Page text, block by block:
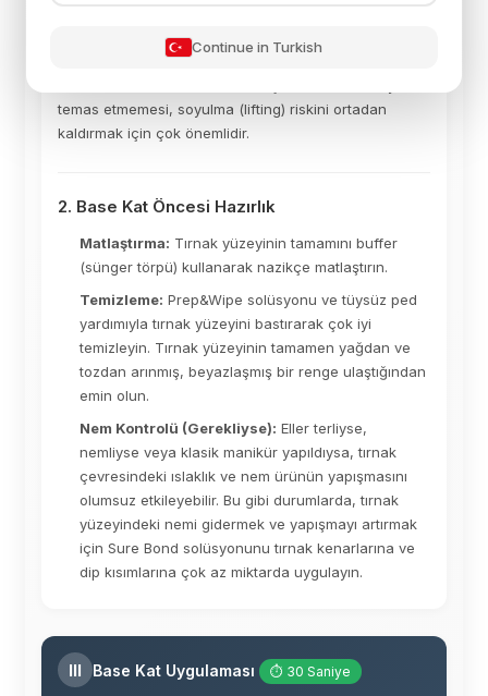
yatağına en dip kısımlara kadar uygulanabilmesi için
tırnak etlerinin (kütikül) tamamen temizlendiğinden
temas etmemesi, soyulma (lifting) riskini ortadan
kaldırmak için çok önemlidir.
2. Base Kat Öncesi Hazırlık
Matlaştırma: Tırnak yüzeyinin tamamını buffer
(sünger törpü) kullanarak nazikçe matlaştırın.
Temizleme: Prep&Wipe solüsyonu ve tüysüz ped
yardımıyla tırnak yüzeyini bastırarak çok iyi
temizleyin. Tırnak yüzeyinin tamamen yağdan ve
tozdan arınmış, beyazlaşmış bir renge ulaştığından
emin olun.
Nem Kontrolü (Gerekliyse): Eller terliyse,
nemliyse veya klasik manikür yapıldıysa, tırnak
çevresindeki ıslaklık ve nem ürünün yapışmasını
olumsuz etkileyebilir. Bu gibi durumlarda, tırnak
yüzeyindeki nemi gidermek ve yapışmayı artırmak
için Sure Bond solüsyonunu tırnak kenarlarına ve
dip kısımlarına çok az miktarda uygulayın.
III Base Kat Uygulaması ⏱ 30 Saniye
Continue in Turkish